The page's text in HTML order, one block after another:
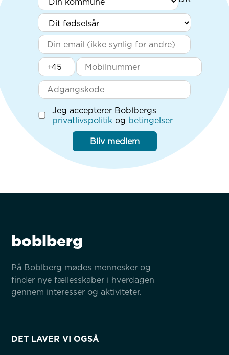
+
Jeg accepterer Boblbergs
privatlivspolitik og betingelser
Bliv medlem
boblberg
På Boblberg mødes mennesker og
finder nye fællesskaber i hverdagen
gennem interesser og aktiviteter.
DET LAVER VI OGSÅ